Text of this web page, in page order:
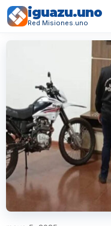
iguazu.uno
Red Misiones.uno